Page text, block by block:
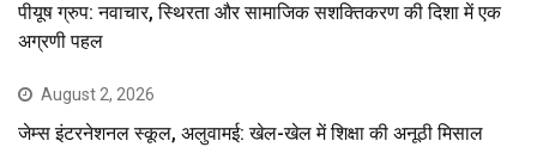
पीयूष ग्रुप: नवाचार, स्थिरता और सामाजिक सशक्तिकरण की दिशा में एक
अग्रणी पहल
August 2, 2026
जेम्स इंटरनेशनल स्कूल, अलुवामई: खेल-खेल में शिक्षा की अनूठी मिसाल